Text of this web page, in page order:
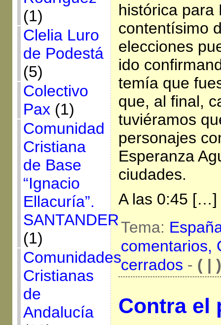
(1)
Clelia Luro
de Podestá
(5)
Colectivo
Pax (1)
Comunidad
Cristiana
de Base
“Ignacio
Ellacuría”.
SANTANDER
(1)
Comunidades
Cristianas
de
Andalucía
histórica para
contentísimo
elecciones
ido
temía que
que, al final,
tuviéramos
personajes
Esperanza
ciudades.
A las 0:45 […]
Tema:
comentarios,
cerrados - ( | )
Contra el